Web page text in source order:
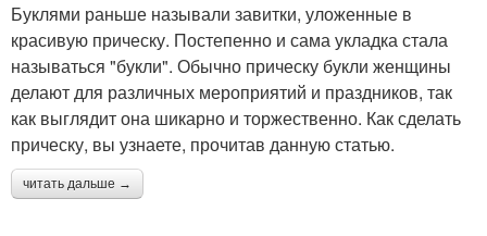
Буклями раньше называли завитки, уложенные в
красивую прическу. Постепенно и сама укладка стала
называться "букли". Обычно прическу букли женщины
делают для различных мероприятий и праздников, так
как выглядит она шикарно и торжественно. Как сделать
прическу, вы узнаете, прочитав данную статью.
читать дальше →